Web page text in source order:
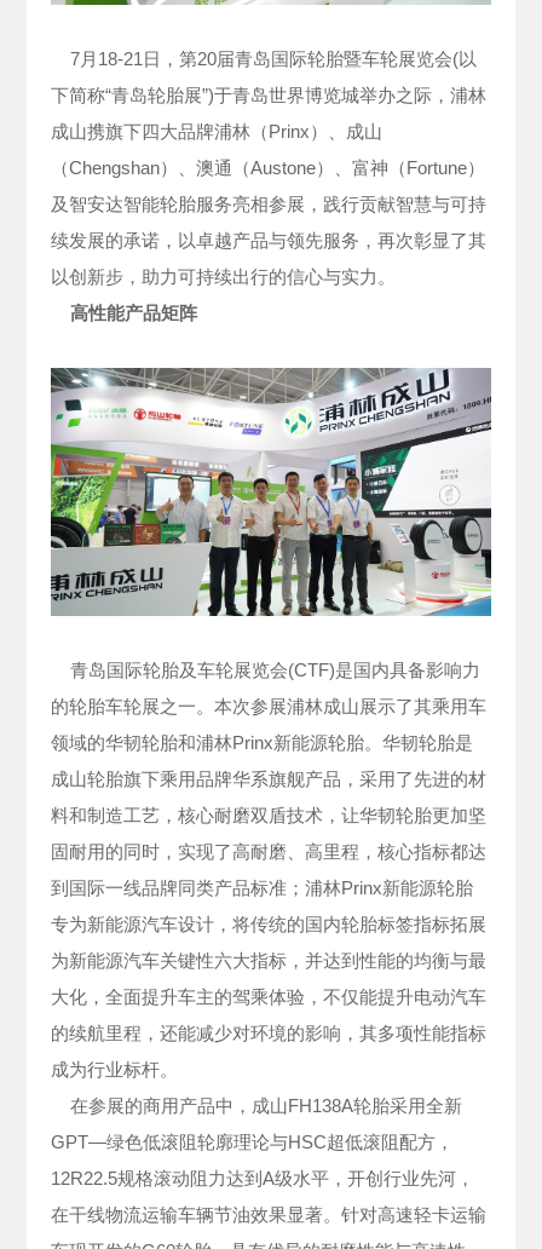
7月18-21日，第20届青岛国际轮胎暨车轮展览会(以
下简称“青岛轮胎展”)于青岛世界博览城举办之际，浦林
成山携旗下四大品牌浦林（Prinx）、成山
（Chengshan）、澳通（Austone）、富神（Fortune）
及智安达智能轮胎服务亮相参展，践行贡献智慧与可持
续发展的承诺，以卓越产品与领先服务，再次彰显了其
以创新步，助力可持续出行的信心与实力。
高性能产品矩阵
青岛国际轮胎及车轮展览会(CTF)是国内具备影响力
的轮胎车轮展之一。本次参展浦林成山展示了其乘用车
领域的华韧轮胎和浦林Prinx新能源轮胎。华韧轮胎是
成山轮胎旗下乘用品牌华系旗舰产品，采用了先进的材
料和制造工艺，核心耐磨双盾技术，让华韧轮胎更加坚
固耐用的同时，实现了高耐磨、高里程，核心指标都达
到国际一线品牌同类产品标准；浦林Prinx新能源轮胎
专为新能源汽车设计，将传统的国内轮胎标签指标拓展
为新能源汽车关键性六大指标，并达到性能的均衡与最
大化，全面提升车主的驾乘体验，不仅能提升电动汽车
的续航里程，还能减少对环境的影响，其多项性能指标
成为行业标杆。
在参展的商用产品中，成山FH138A轮胎采用全新
GPT—绿色低滚阻轮廓理论与HSC超低滚阻配方，
12R22.5规格滚动阻力达到A级水平，开创行业先河，
在干线物流运输车辆节油效果显著。针对高速轻卡运输